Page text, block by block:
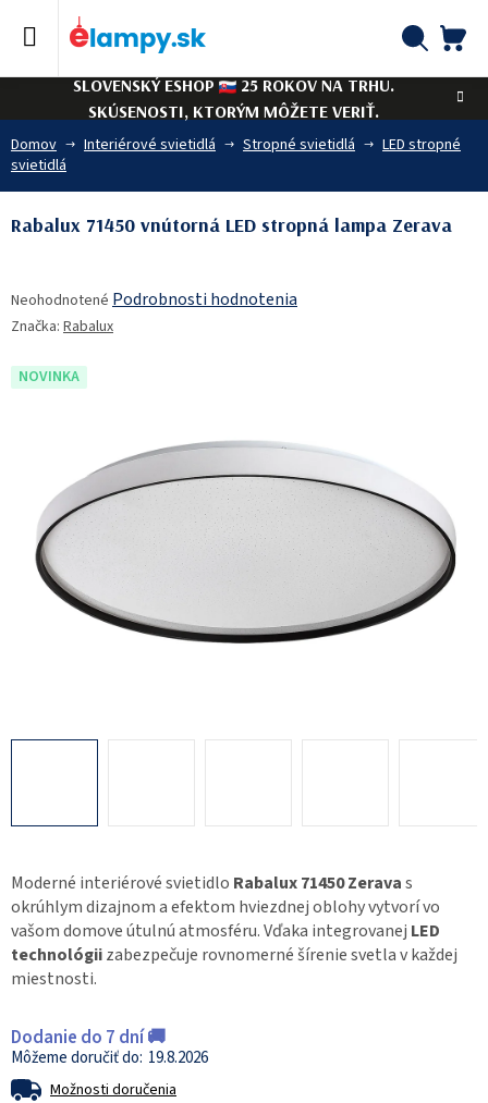
SLOVENSKÝ ESHOP
25 ROKOV NA TRHU.
SKÚSENOSTI, KTORÝM MÔŽETE VERIŤ.
Domov Interiérové svietidlá Stropné svietidlá
LED stropné
svietidlá
Moderné interiérové svietidlo Rabalux 71450 Zeravas
okrúhlym dizajnom a efektom hviezdnej oblohy vytvorí vo
vašom domove útulnú atmosféru. Vďaka integrovanej LED
technológiizabezpečuje rovnomerné šírenie svetla v každej
miestnosti.
Dodanie do 7 dní 🚚
19.8.2026
Možnosti doručenia
Rabalux 71450 vnútorná LED stropná lampa Zerava
hodnotenie
produktu
0,0
Neohodnotené Podrobnosti hodnotenia
Značka: Rabalux
NOVINKA